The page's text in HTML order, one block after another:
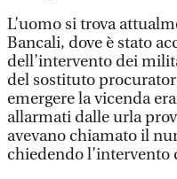
L’uomo si trova
Bancali, dove è stato
dell’intervento dei
del sostituto
emergere la vicenda
allarmati dalle urla
avevano chiamato il
chiedendo l’intervento